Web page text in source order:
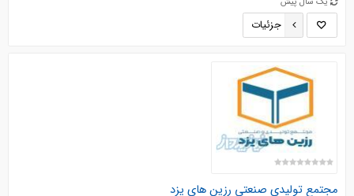
جزئیات
مجتمع تولیدی صنعتی رزین های یزد